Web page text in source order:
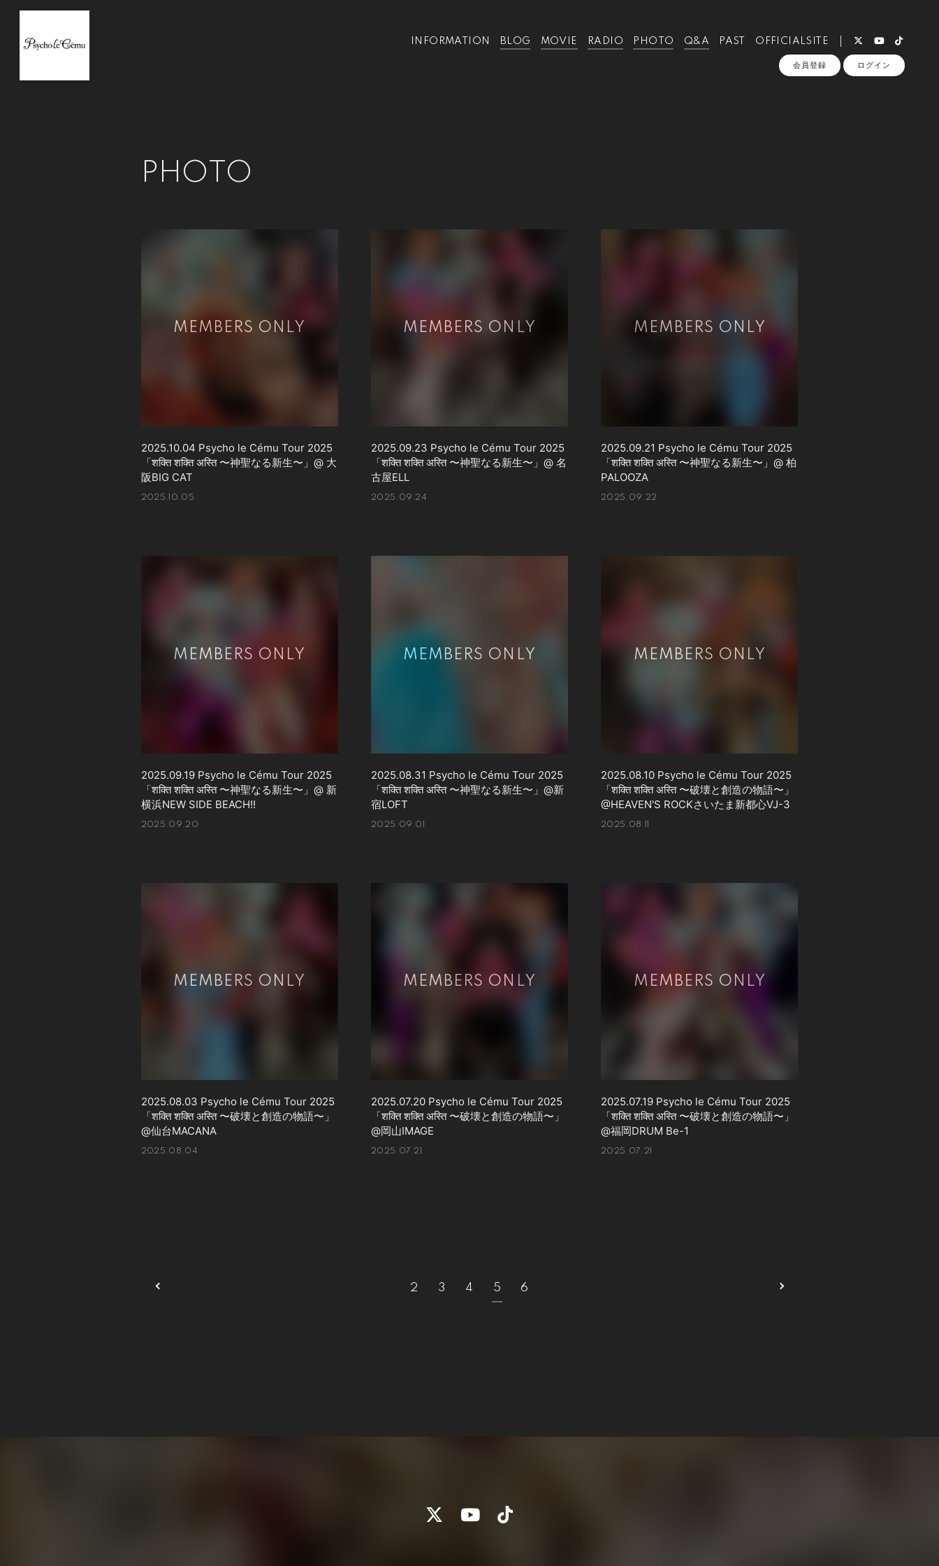
INFORMATION BLOG MOVIE RADIO PHOTO Q&A PAST OFFICIALSITE
会員登録 ログイン
PHOTO
2025.10.04 Psycho le Cému Tour 2025
「शक्ति शक्ति अस्ति 〜神聖なる新生〜」@ 大
阪BIG CAT
2025.10.05
2025.09.23 Psycho le Cému Tour 2025
「शक्ति शक्ति अस्ति 〜神聖なる新生〜」@ 名
古屋ELL
2025.09.24
2025.09.21 Psycho le Cému Tour 2025
「शक्ति शक्ति अस्ति 〜神聖なる新生〜」@ 柏
PALOOZA
2025.09.22
2025.09.19 Psycho le Cému Tour 2025
「शक्ति शक्ति अस्ति 〜神聖なる新生〜」@ 新
横浜NEW SIDE BEACH!!
2025.09.20
2025.08.31 Psycho le Cému Tour 2025
「शक्ति शक्ति अस्ति 〜神聖なる新生〜」@新
宿LOFT
2025.09.01
2025.08.10 Psycho le Cému Tour 2025
「शक्ति शक्ति अस्ति 〜破壊と創造の物語〜」
@HEAVEN'S ROCKさいたま新都心VJ-3
2025.08.11
2025.08.03 Psycho le Cému Tour 2025
「शक्ति शक्ति अस्ति 〜破壊と創造の物語〜」
@仙台MACANA
2025.08.04
2025.07.20 Psycho le Cému Tour 2025
「शक्ति शक्ति अस्ति 〜破壊と創造の物語〜」
@岡山IMAGE
2025.07.21
2025.07.19 Psycho le Cému Tour 2025
「शक्ति शक्ति अस्ति 〜破壊と創造の物語〜」
@福岡DRUM Be-1
2025.07.21
2 3 4 5 6